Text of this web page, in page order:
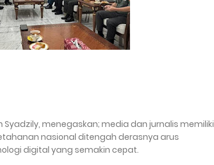
Syadzily, menegaskan; media dan jurnalis memiliki
nasional ditengah derasnya arus
digital yang semakin cepat.